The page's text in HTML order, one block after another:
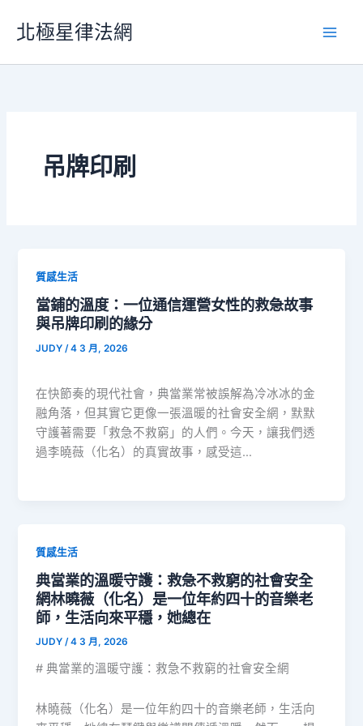
要
北極星律法網
吊牌印刷
質感生活
當鋪的溫度：一位通信運營女性的救急故事
與吊牌印刷的緣分
JUDY /4 3 月, 2026
在快節奏的現代社會，典當業常被誤解為冷冰冰的金
融角落，但其實它更像一張溫暖的社會安全網，默默
守護著需要「救急不救窮」的人們。今天，讓我們透
過李曉薇（化名）的真實故事，感受這…
質感生活
典當業的溫暖守護：救急不救窮的社會安全
網林曉薇（化名）是一位年約四十的音樂老
師，生活向來平穩，她總在
JUDY/4 3 月, 2026
# 典當業的溫暖守護：救急不救窮的社會安全網
林曉薇（化名）是一位年約四十的音樂老師，生活向